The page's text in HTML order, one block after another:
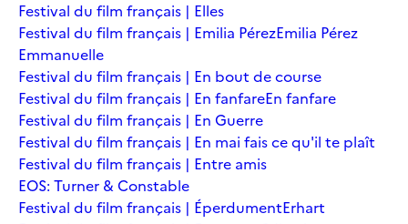
Festival du film français | Elles
Festival du film français | Emilia PérezEmilia Pérez
Emmanuelle
Festival du film français | En bout de course
Festival du film français | En fanfareEn fanfare
Festival du film français | En Guerre
Festival du film français | En mai fais ce qu'il te plaît
Festival du film français | Entre amis
EOS: Turner & Constable
Festival du film français | ÉperdumentErhart